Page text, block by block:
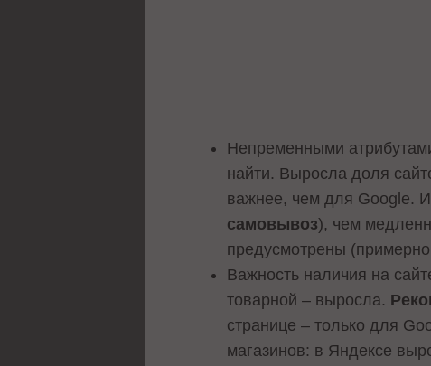
Непременными
найти. Выросла доля
важнее, чем для Google.
самовывоз), чем
предусмотрены
Важность наличия на
товарной – выросла.
странице – только для
магазинов: в Яндексе